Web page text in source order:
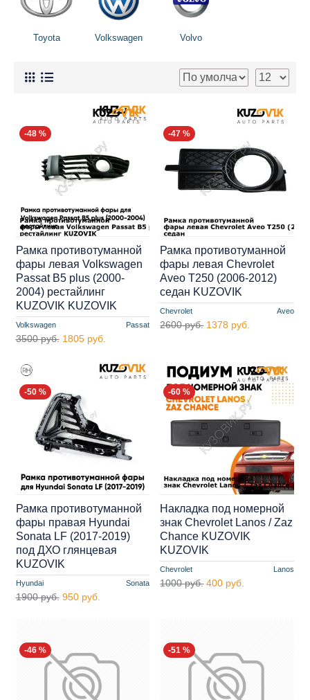
Toyota Volkswagen Volvo
-48 %
Volkswagen Passat
Рамка противотуманной
фары левая Volkswagen
Passat B5 plus (2000-
2004) рестайлинг
KUZOVIK KUZOVIK
3500 руб. 1805 руб.
-47 %
Chevrolet Aveo
Рамка противотуманной
фары левая Chevrolet
Aveo T250 (2006-2012)
седан KUZOVIK
2600 руб. 1378 руб.
-50 %
Hyundai Sonata
Рамка противотуманной
фары правая Hyundai
Sonata LF (2017-2019)
под ДХО глянцевая
KUZOVIK
1900 руб. 950 руб.
-60 %
Chevrolet Lanos
Накладка под номерной
знак Chevrolet Lanos / Zaz
Chance KUZOVIK
KUZOVIK
1000 руб. 400 руб.
-46 % -51 %